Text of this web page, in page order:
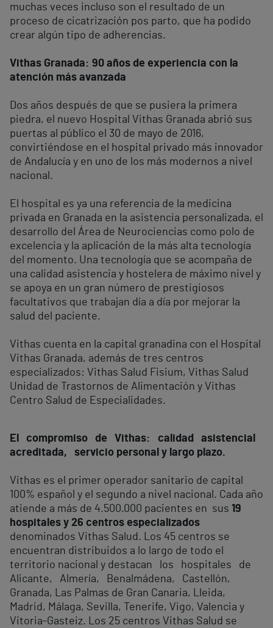
muchas veces incluso son el resultado de un
proceso de cicatrización pos parto, que ha podido
crear algún tipo de adherencias.
Vithas Granada: 90 años de experiencia con la
atención más avanzada
Dos años después de que se pusiera la primera
piedra, el nuevo Hospital Vithas Granada abrió sus
puertas al público el 30 de mayo de 2016,
convirtiéndose en el hospital privado más innovador
de Andalucía y en uno de los más modernos a nivel
nacional.
El hospital es ya una referencia de la medicina
privada en Granada en la asistencia personalizada, el
desarrollo del Área de Neurociencias como polo de
excelencia y la aplicación de la más alta tecnología
del momento. Una tecnología que se acompaña de
una calidad asistencia y hostelera de máximo nivel y
se apoya en un gran número de prestigiosos
facultativos que trabajan día a día por mejorar la
salud del paciente.
Vithas cuenta en la capital granadina con el Hospital
Vithas Granada, además de tres centros
especializados: Vithas Salud Fisium, Vithas Salud
Unidad de Trastornos de Alimentación y Vithas
Centro Salud de Especialidades.
El compromiso de Vithas: calidad asistencial
acreditada, servicio personal y largo plazo.
Vithas es el primer operador sanitario de capital
100% español y el segundo a nivel nacional. Cada año
atiende a más de 4.500.000 pacientes en sus 19
hospitales y 26 centros especializados
denominados Vithas Salud. Los 45 centros se
encuentran distribuidos a lo largo de todo el
territorio nacional y destacan los hospitales de
Alicante, Almería, Benalmádena, Castellón,
Granada, Las Palmas de Gran Canaria, Lleida,
Madrid, Málaga, Sevilla, Tenerife, Vigo, Valencia y
Vitoria-Gasteiz. Los 25 centros Vithas Salud se